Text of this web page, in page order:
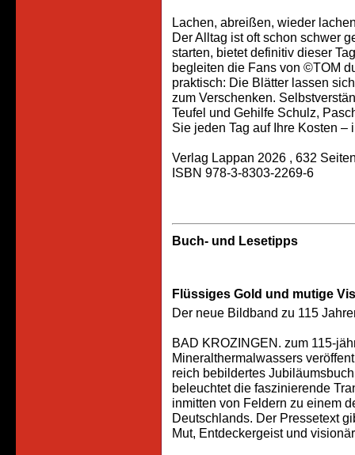
Lachen, abreißen, wieder
Der Alltag ist oft schon schwer
starten, bietet definitiv dieser
begleiten die Fans von ©TOM
praktisch: Die Blätter lassen
zum Verschenken.
Teufel und Gehilfe Schulz,
Sie jeden Tag auf Ihre Kosten
Verlag Lappan 2026 , 632
ISBN 978-3-8303-2269-6
Buch- und Lesetipps
Flüssiges Gold und mutige
Der neue Bildband zu 115
BAD KROZINGEN. zum 115-
Mineralthermalwassers
reich bebildertes
beleuchtet die faszinierende
inmitten von Feldern zu einem
Deutschlands. Der Pressetext
Mut, Entdeckergeist und